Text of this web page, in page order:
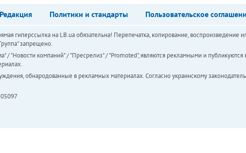
Редакция Политики и стандарты Пользовательское
гиперссылка на LB.ua обязательна! Перепечатка, копирование, воспроизведение
запрещено.
/ "Новости компаний" / "Пресрелиз" / "Promoted", являются рекламными и публикуются
обнародованные в рекламных материалах. Согласно украинскому